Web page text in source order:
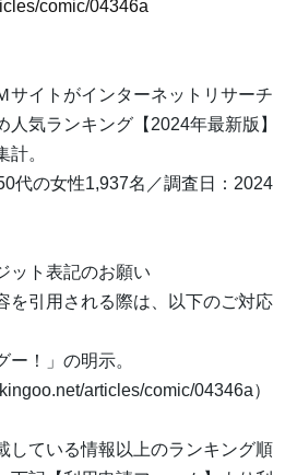
comic/04346a
サイトがインターネットリサーチ
人気ランキング【2024年最新版】
計。
代の女性1,937名／調査日：2024
ット表記のお願い
を引用される際は、以下のご対応
ー！」の明示。
articles/comic/04346a）
している情報以上のランキング順